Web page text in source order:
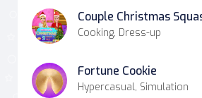
Couple Christmas
Cooking, Dress-up
Fortune Cookie
Hypercasual, Simulation